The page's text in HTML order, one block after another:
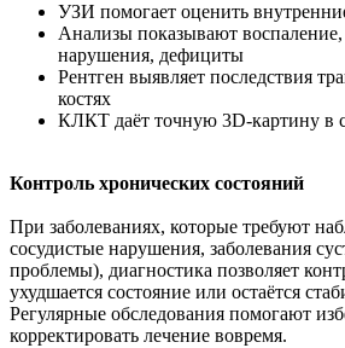
УЗИ помогает оценить
Анализы показывают
нарушения, дефициты
Рентген выявляет последствия
костях
КЛКТ даёт точную 3D-картину в
Контроль хронических состояний
При заболеваниях, которые требуют
сосудистые нарушения, заболевания
проблемы), диагностика позволяет
ухудшается состояние или остаётся
Регулярные обследования помогают
корректировать лечение вовремя.